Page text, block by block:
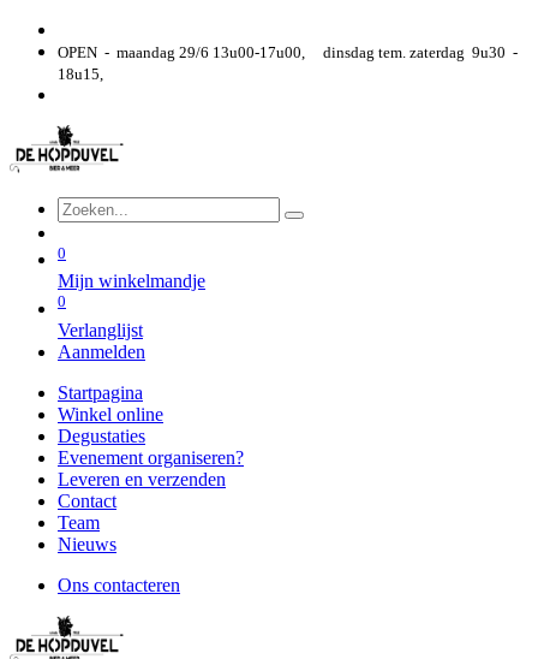
OPEN - maandag 29/6 13u00-17u00, dinsdag tem. zaterdag 9u30 -
18u15,
0
Mijn winkelmandje
0
Verlanglijst
Aanmelden
Startpagina
Winkel online
Degustaties
Evenement organiseren?
Leveren en verzenden
Contact
Team
Nieuws
Ons contacteren